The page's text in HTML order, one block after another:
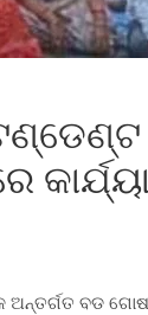
ଅନ୍ତର୍ଗତ ବଡ